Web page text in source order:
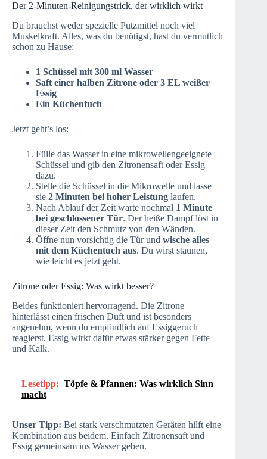
Der 2-Minuten-Reinigungstrick, der wirklich wirkt
Du brauchst weder spezielle Putzmittel noch viel
Muskelkraft. Alles, was du benötigst, hast du vermutlich
schon zu Hause:
1 Schüssel mit 300 ml Wasser
Saft einer halben Zitrone oder 3 EL weißer
Essig
Ein Küchentuch
Jetzt geht’s los:
Fülle das Wasser in eine mikrowellengeeignete
Schüssel und gib den Zitronensaft oder Essig
dazu.
Stelle die Schüssel in die Mikrowelle und lasse
sie 2 Minuten bei hoher Leistung laufen.
Nach Ablauf der Zeit warte nochmal 1 Minute
bei geschlossener Tür. Der heiße Dampf löst in
dieser Zeit den Schmutz von den Wänden.
Öffne nun vorsichtig die Tür und wische alles
mit dem Küchentuch aus. Du wirst staunen,
wie leicht es jetzt geht.
Zitrone oder Essig: Was wirkt besser?
Beides funktioniert hervorragend. Die Zitrone
hinterlässt einen frischen Duft und ist besonders
angenehm, wenn du empfindlich auf Essiggeruch
reagierst. Essig wirkt dafür etwas stärker gegen Fette
und Kalk.
Lesetipp: Töpfe & Pfannen: Was wirklich Sinn
macht
Unser Tipp: Bei stark verschmutzten Geräten hilft eine
Kombination aus beidem. Einfach Zitronensaft und
Essig gemeinsam ins Wasser geben.